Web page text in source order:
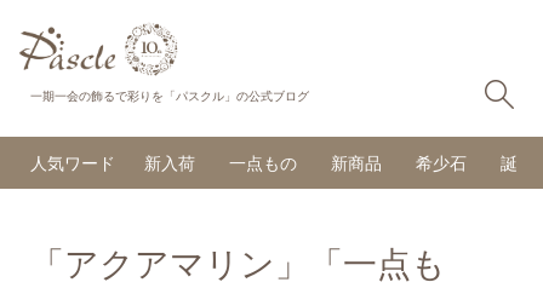
一期一会の飾るで彩りを「パスクル」の公式ブログ
人気ワード 新入荷 一点もの 新商品 希少石 誕生
「アクアマリン」「一点も